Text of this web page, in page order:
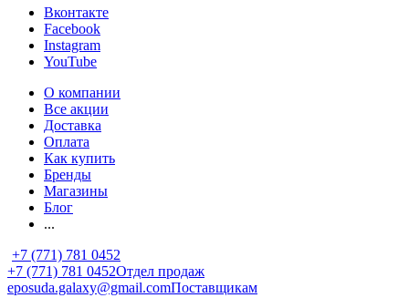
Вконтакте
Facebook
Instagram
YouTube
О компании
Все акции
Доставка
Оплата
Как купить
Бренды
Магазины
Блог
...
+7 (771) 781 0452
+7 (771) 781 0452Отдел продаж
eposuda.galaxy@gmail.comПоставщикам